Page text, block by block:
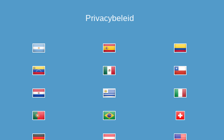
Privacybeleid